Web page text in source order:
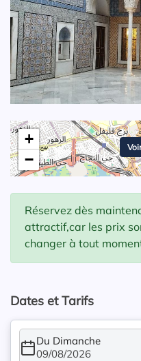
+
−
Réservez dès
attractif,car les prix
changer à tout
Dates et Tarifs
Du Dimanche
09/08/2026